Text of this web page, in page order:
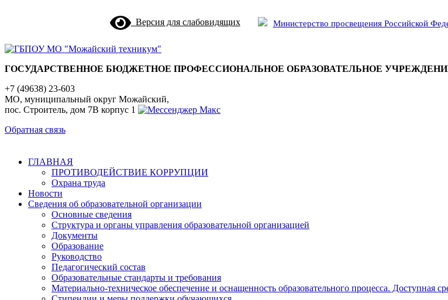
Версия для слабовидящих Министерство просвещения Российской
ГОСУДАРСТВЕННОЕ БЮДЖЕТНОЕ ПРОФЕССИОНАЛЬНОЕ ОБРАЗОВАТЕЛЬНОЕ
+7 (49638) 23-603
МО, муниципальный округ Можайский,
пос. Строитель, дом 7В корпус 1
Обратная связь
ГЛАВНАЯ
ПРОТИВОДЕЙСТВИЕ КОРРУПЦИИ
Охрана труда
Новости
Сведения об образовательной организации
Основные сведения
Структура и органы управления образовательной организацией
Документы
Образование
Руководство
Педагогический состав
Образовательные стандарты и требования
Материально-техническое обеспечение и оснащенность образовательного процесса. Доступная